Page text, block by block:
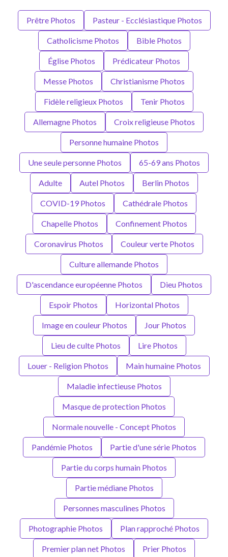
Prêtre Photos Pasteur - Ecclésiastique Photos
Catholicisme Photos Bible Photos
Église Photos Prédicateur Photos
Messe Photos Christianisme Photos
Fidèle religieux Photos Tenir Photos
Allemagne Photos Croix religieuse Photos
Personne humaine Photos
Une seule personne Photos 65-69 ans Photos
Adulte Autel Photos Berlin Photos
COVID-19 Photos Cathédrale Photos
Chapelle Photos Confinement Photos
Coronavirus Photos Couleur verte Photos
Culture allemande Photos
D'ascendance européenne Photos Dieu Photos
Espoir Photos Horizontal Photos
Image en couleur Photos Jour Photos
Lieu de culte Photos Lire Photos
Louer - Religion Photos Main humaine Photos
Maladie infectieuse Photos
Masque de protection Photos
Normale nouvelle - Concept Photos
Pandémie Photos Partie d'une série Photos
Partie du corps humain Photos
Partie médiane Photos
Personnes masculines Photos
Photographie Photos Plan rapproché Photos
Premier plan net Photos Prier Photos